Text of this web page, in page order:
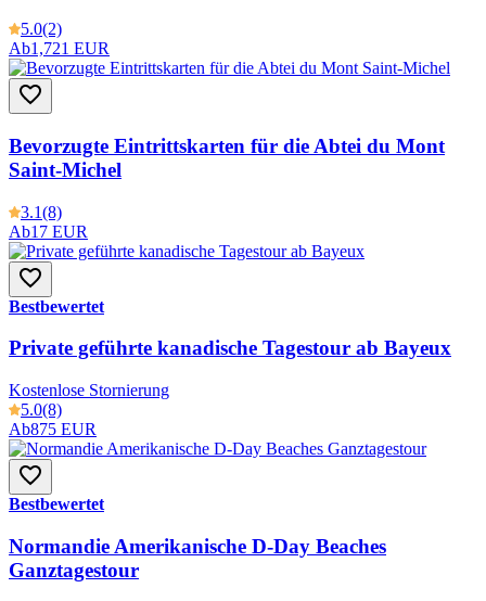
5.0(2)
Ab1,721 EUR
Bevorzugte Eintrittskarten für die Abtei du Mont
Saint-Michel
3.1(8)
Ab17 EUR
Bestbewertet
Private geführte kanadische Tagestour ab Bayeux
Kostenlose Stornierung
5.0(8)
Ab875 EUR
Bestbewertet
Normandie Amerikanische D-Day Beaches
Ganztagestour